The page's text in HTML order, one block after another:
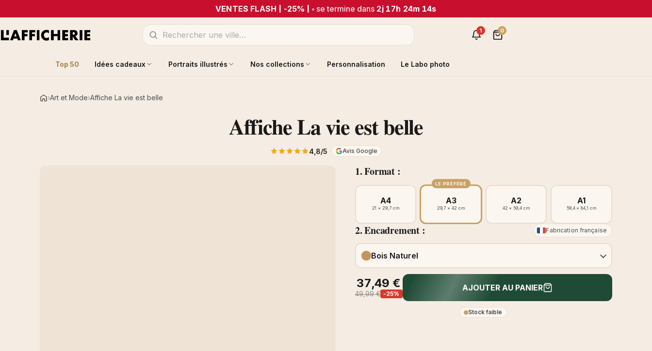
VENTES FLASH | -25% | • se termine dans 2j 17h 24m 14s
1 0
Top 50 Idées cadeaux Portraits illustrés Nos collections Personnalisation Le Labo photo
Accueil
Art et Mode Affiche La vie est belle
Affiche La vie est belle
4,8/5 Avis Google
1. Format :
A4
21 × 29,7 cm
LE PRÉFÉRÉ
A3
29,7 × 42 cm
A2
42 × 59,4 cm
A1
59,4 × 84,1 cm
2. Encadrement : Fabrication française
Bois Naturel
37,49 €
49,99 € -25%
AJOUTER AU PANIER
Stock faible